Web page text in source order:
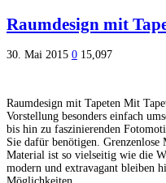
Raumdesign mit
30. Mai 2015 0 15,097
Raumdesign mit Tapeten Mit
Vorstellung besonders einfach
bis hin zu faszinierenden
Sie dafür benötigen.
Material ist so vielseitig wie die
modern und extravagant bleiben